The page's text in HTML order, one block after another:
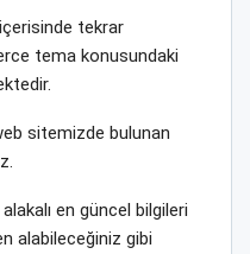
tekrar
tema konusundaki
sitemizde bulunan
en güncel bilgileri
alabileceğiniz gibi